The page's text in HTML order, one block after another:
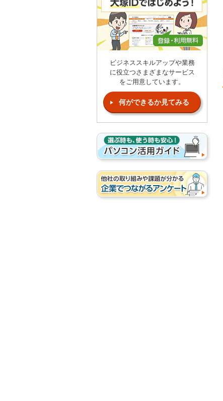
ビジネススキルアップや業務
に役立つさまざまなサービス
をご用意しています。
何ができるか見てみる